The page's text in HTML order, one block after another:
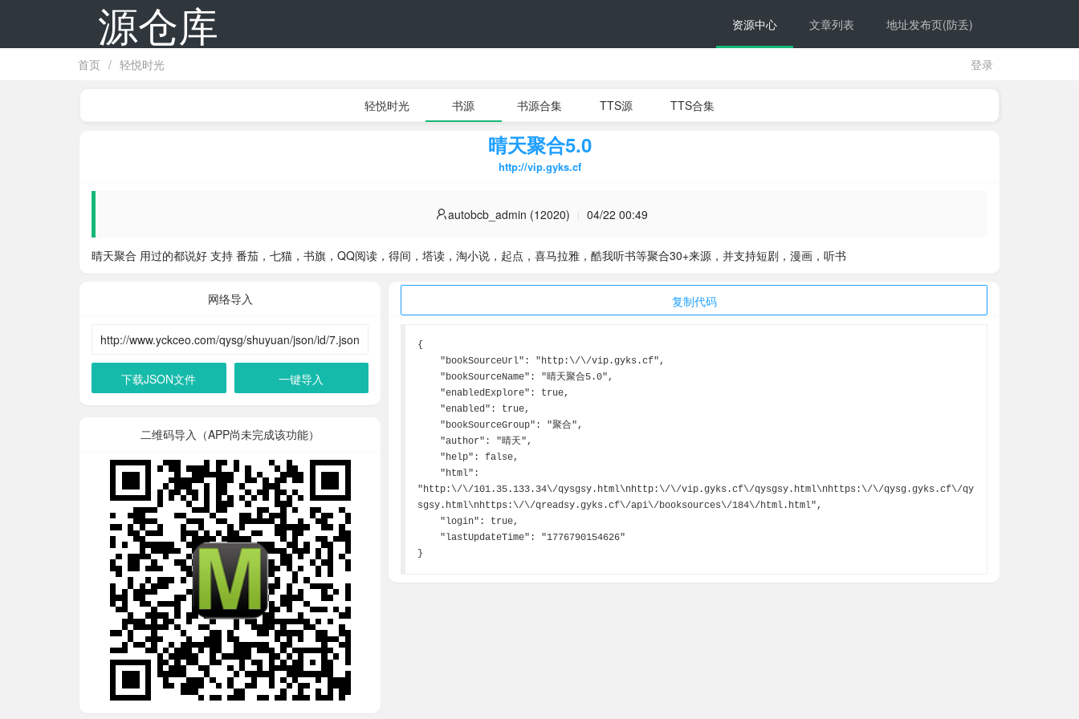
源仓库 资源中心 文章列表 地址发布页(防丢)
首页 / 轻悦时光 登录
轻悦时光 书源 书源合集 TTS源 TTS合集
晴天聚合5.0
http://vip.gyks.cf
autobcb_admin (12020) 04/22 00:49
晴天聚合 用过的都说好 支持 番茄，七猫，书旗，QQ阅读，得间，塔读，淘小说，起点，喜马拉雅，酷我听书等聚合30+来源，并支持短剧，漫画，听书
网络导入
下载JSON文件 一键导入
二维码导入（APP尚未完成该功能）
复制代码
{
"http:\/\/101.35.133.34\/qysgsy.html\nhttp:\/\/vip.gyks.cf\/qysgsy.html\nhttps:\/\/qysg.gyks.cf\/qy
sgsy.html\nhttps:\/\/qreadsy.gyks.cf\/api\/booksources\/184\/html.html",
}